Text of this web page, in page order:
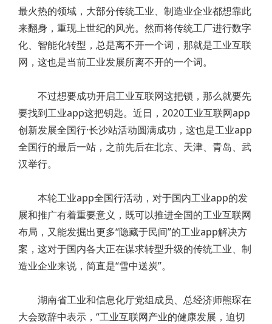
最火热的领域，大部分传统工业、制造业企业都想靠此
来翻身，重现上世纪的风光。然而将传统工厂进行数字
化、智能化转型，总是离不开一个词，那就是工业互联
网，这也是当前工业发展所离不开的一个词。
不过想要成功开启工业互联网这把锁，那么就要先
要找到工业app这把钥匙。近日，2020工业互联网app
创新发展全国行·长沙站活动圆满成功，这也是工业app
全国行的最后一站，之前先后在北京、天津、青岛、武
汉举行。
本轮工业app全国行活动，对于国内工业app的发
展和推广有着重要意义，既可以推进全国的工业互联网
布局，又能发掘出更多“隐藏于民间”的工业app解决方
案，这对于国内各大正在谋求转型升级的传统工业、制
造业企业来说，简直是“雪中送炭”。
湖南省工业和信息化厅党组成员、总经济师熊琛在
大会致辞中表示，“工业互联网产业的健康发展，迫切